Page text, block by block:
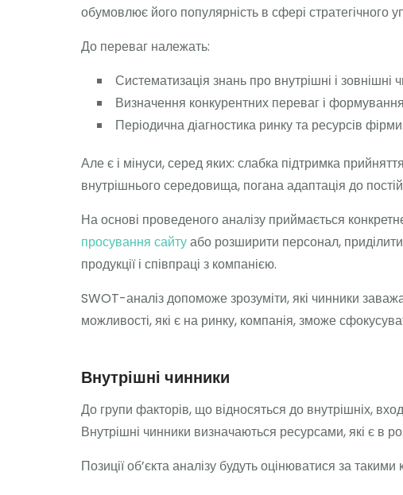
обумовлює його популярність в сфері стратегічного
До переваг належать:
Систематизація знань про внутрішні і
Визначення конкурентних переваг і формування
Періодична діагностика ринку та ресурсів фірми.
Але є і мінуси, серед яких: слабка підтримка
внутрішнього середовища, погана адаптація до
На основі проведеного аналізу приймається
просування сайтуабо розширити персонал,
продукції і співпраці з компанією.
SWOT-аналіз допоможе зрозуміти, які чинники
можливості, які є на ринку, компанія, зможе
Внутрішні чинники
До групи факторів, що відносяться до внутрішніх,
Внутрішні чинники визначаються ресурсами, які є в
Позиції об’єкта аналізу будуть оцінюватися за такими